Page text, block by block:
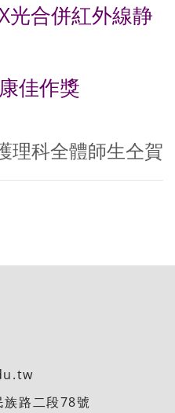
光合併紅外線静
佳作獎
理科全體師生仝賀
路二段78號